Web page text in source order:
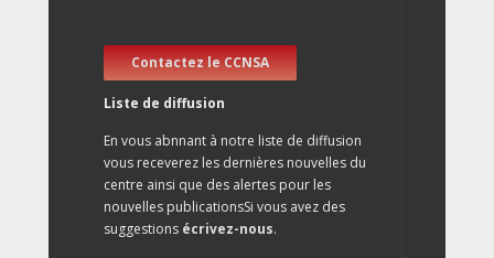
Contactez le CCNSA
Liste de diffusion
En vous abnnant à notre liste de diffusion
vous receverez les dernières nouvelles du
centre ainsi que des alertes pour les
nouvelles publicationsSi vous avez des
suggestions écrivez-nous.